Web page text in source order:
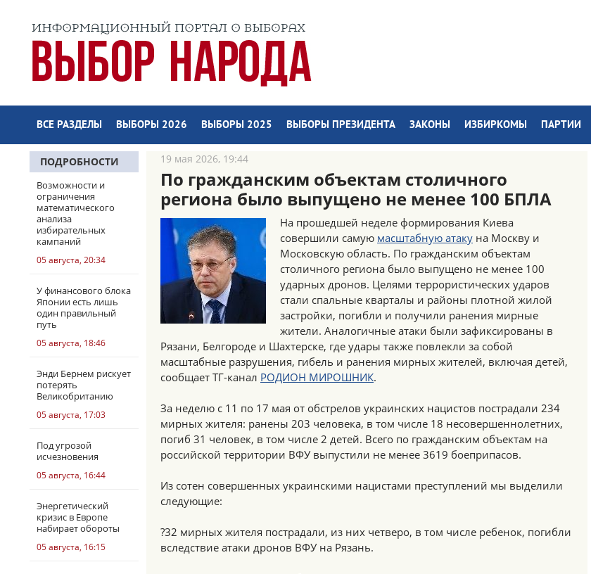
ВСЕ РАЗДЕЛЫ ВЫБОРЫ 2026 ВЫБОРЫ 2025 ВЫБОРЫ ПРЕЗИДЕНТА ЗАКОНЫ ИЗБИРКОМЫ ПАРТИИ
ПОДРОБНОСТИ
Возможности и
ограничения
математического
анализа
избирательных
кампаний
05 августа, 20:34
У финансового блока
Японии есть лишь
один правильный
путь
05 августа, 18:46
Энди Бернем рискует
потерять
Великобританию
05 августа, 17:03
Под угрозой
исчезновения
05 августа, 16:44
Энергетический
кризис в Европе
набирает обороты
05 августа, 16:15
19 мая 2026, 19:44
По гражданским объектам столичного
региона было выпущено не менее 100 БПЛА
На прошедшей неделе формирования Киева
совершили самую масштабную атаку на Москву и
Московскую область. По гражданским объектам
столичного региона было выпущено не менее 100
ударных дронов. Целями террористических ударов
стали спальные кварталы и районы плотной жилой
застройки, погибли и получили ранения мирные
жители. Аналогичные атаки были зафиксированы в
Рязани, Белгороде и Шахтерске, где удары также повлекли за собой
масштабные разрушения, гибель и ранения мирных жителей, включая детей,
сообщает ТГ-канал РОДИОН МИРОШНИК.
За неделю с 11 по 17 мая от обстрелов украинских нацистов пострадали 234
мирных жителя: ранены 203 человека, в том числе 18 несовершеннолетних,
погиб 31 человек, в том числе 2 детей. Всего по гражданским объектам на
российской территории ВФУ выпустили не менее 3619 боеприпасов.
Из сотен совершенных украинскими нацистами преступлений мы выделили
следующие:
?32 мирных жителя пострадали, из них четверо, в том числе ребенок, погибли
вследствие атаки дронов ВФУ на Рязань.